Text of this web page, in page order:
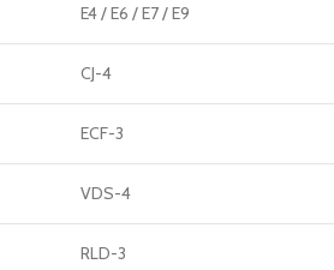
E4 / E6 / E7 / E9
CJ-4
ECF-3
VDS-4
RLD-3